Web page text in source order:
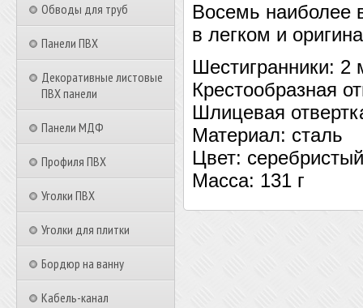
Обводы для труб
Панели ПВХ
Декоративные листовые
ПВХ панели
Панели МДФ
Профиля ПВХ
Уголки ПВХ
Уголки для плитки
Бордюр на ванну
Кабель-канал
Восемь наиболее
в легком и
Шестигранники:
Крестообразная
Шлицевая
Материал: сталь
Цвет: серебристый
Масса: 131 г